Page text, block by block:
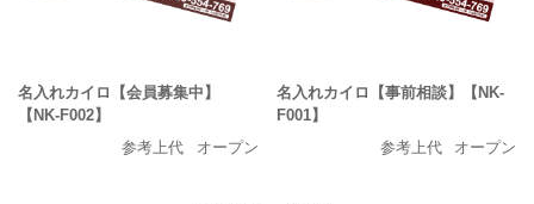
名入れカイロ【会員募集中】
【NK-F002】
参考上代
オープン
名入れカイロ【事前相談】【NK-
F001】
参考上代
オープン